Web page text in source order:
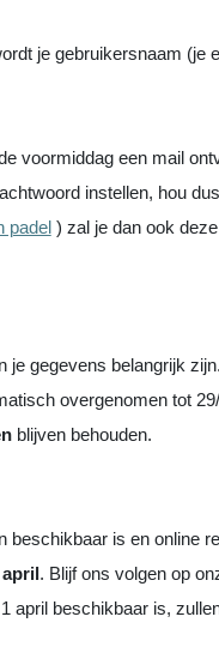
je gebruikersnaam (je
voormiddag een mail
instellen, hou
padel) zal je dan ook
je gegevens belangrijk
overgenomen tot
blijven behouden.
beschikbaar is en online
april. Blijf ons volgen op
april beschikbaar is,